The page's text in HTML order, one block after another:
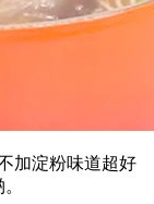
加淀粉味道超好